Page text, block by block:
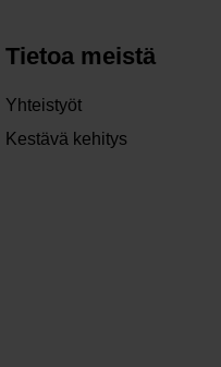
Tietoa meistä
Yhteistyöt
Kestävä kehitys